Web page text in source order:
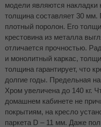
модели являются накладки
толщина составляет 30 мм.
плотный поролон. Его
крестовина из металла
отличается прочностью.
и монолитный каркас,
толщина гарантирует, что
долгие годы. Предельная
Хром увеличена до 140 кг.
домашнем кабинете не
покрытиям, на кресло
паркета D – 11 мм. Даже